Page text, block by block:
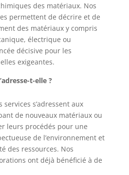
des matériaux. Nos
permettent de décrire et de
des matériaux y compris
électrique ou
décisive pour les
exigeantes.
t-elle ?
s’adressent aux
de nouveaux matériaux ou
leurs procédés pour une
de l’environnement et
des ressources. Nos
ont déjà bénéficié à de